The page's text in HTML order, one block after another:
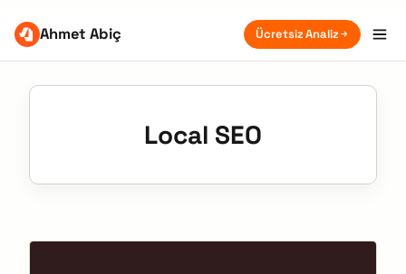
Ahmet Abiç Ücretsiz Analiz
Local SEO